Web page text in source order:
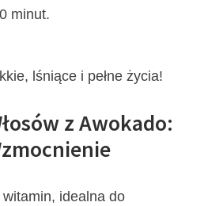
minut.
lśniące i pełne życia!
z Awokado:
idealna do